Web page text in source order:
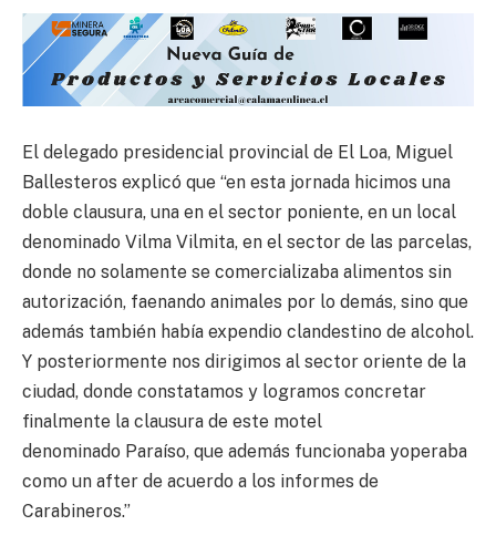
El delegado presidencial provincial de El Loa, Miguel
Ballesteros explicó que “en esta jornada hicimos una
doble clausura, una en el sector poniente, en un local
denominado Vilma Vilmita, en el sector de las parcelas,
donde no solamente se comercializaba alimentos sin
autorización, faenando animales por lo demás, sino que
además también había expendio clandestino de alcohol.
Y posteriormente nos dirigimos al sector oriente de la
ciudad, donde constatamos y logramos concretar
finalmente la clausura de este motel
denominado Paraíso, que además funcionaba yoperaba
como un after de acuerdo a los informes de
Carabineros.”